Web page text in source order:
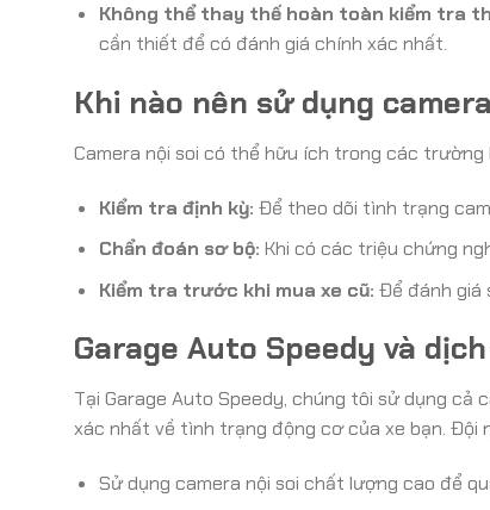
Không thể thay thế hoàn toàn kiểm tra
cần thiết để có đánh giá chính xác nhất.
Khi nào nên sử dụng
Camera nội soi có thể hữu ích trong các trường
Kiểm tra định kỳ: Để theo dõi tình trạng
Chẩn đoán sơ bộ: Khi có các triệu chứng
Kiểm tra trước khi mua xe cũ: Để đánh giá
Garage Auto Speedy và
Tại Garage Auto Speedy, chúng tôi sử dụng cả
xác nhất về tình trạng động cơ của xe bạn. Đội
Sử dụng camera nội soi chất lượng cao để